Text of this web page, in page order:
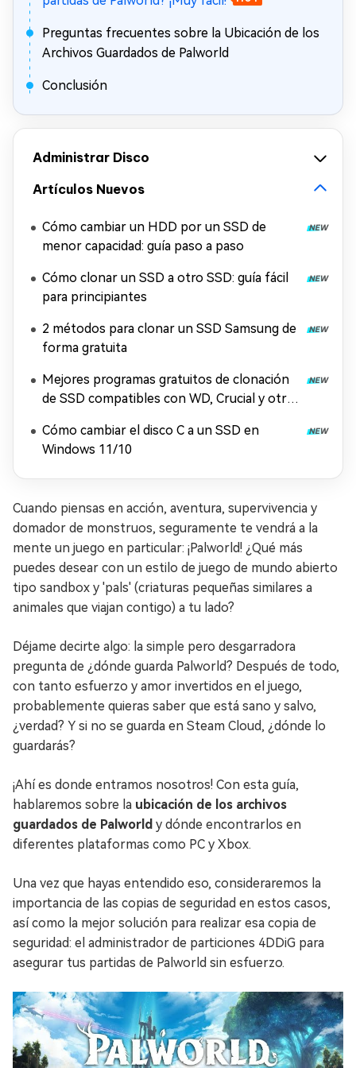
Preguntas frecuentes sobre la Ubicación de los
Archivos Guardados de Palworld
Conclusión
Administrar Disco
Artículos Nuevos
Cómo cambiar un HDD por un SSD de
menor capacidad: guía paso a paso
Cómo clonar un SSD a otro SSD: guía fácil
para principiantes
2 métodos para clonar un SSD Samsung de
forma gratuita
Mejores programas gratuitos de clonación
de SSD compatibles con WD, Crucial y otras
Cómo cambiar el disco C a un SSD en
Windows 11/10
Cuando piensas en acción, aventura, supervivencia y
domador de monstruos, seguramente te vendrá a la
mente un juego en particular: ¡Palworld! ¿Qué más
puedes desear con un estilo de juego de mundo abierto
tipo sandbox y 'pals' (criaturas pequeñas similares a
animales que viajan contigo) a tu lado?
Déjame decirte algo: la simple pero desgarradora
pregunta de ¿dónde guarda Palworld? Después de todo,
con tanto esfuerzo y amor invertidos en el juego,
probablemente quieras saber que está sano y salvo,
¿verdad? Y si no se guarda en Steam Cloud, ¿dónde lo
guardarás?
¡Ahí es donde entramos nosotros! Con esta guía,
hablaremos sobre la ubicación de los archivos
guardados de Palworld y dónde encontrarlos en
diferentes plataformas como PC y Xbox.
Una vez que hayas entendido eso, consideraremos la
importancia de las copias de seguridad en estos casos,
así como la mejor solución para realizar esa copia de
seguridad: el administrador de particiones 4DDiG para
asegurar tus partidas de Palworld sin esfuerzo.